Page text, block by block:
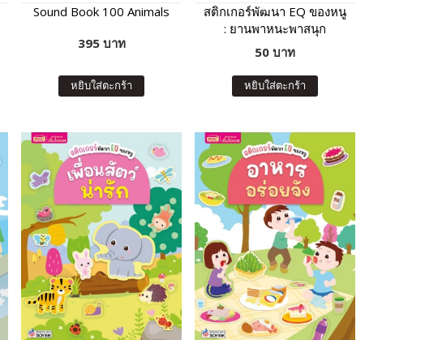
Sound Book 100 Animals
395 บาท
หยิบใส่ตะกร้า
สติกเกอร์พัฒนา EQ ของหนู
: ยานพาหนะพาสนุก
50 บาท
หยิบใส่ตะกร้า